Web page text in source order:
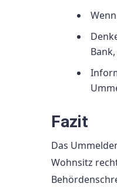
Fazit
Das
Wohnsitz